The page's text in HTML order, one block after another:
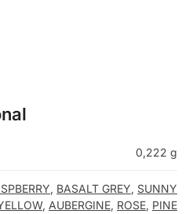
0,222 g
, BASALT GREY, SUNNY
, AUBERGINE, ROSE, PINE